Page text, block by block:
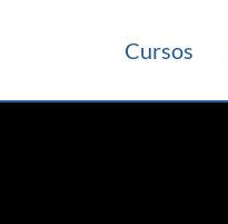
Cursos